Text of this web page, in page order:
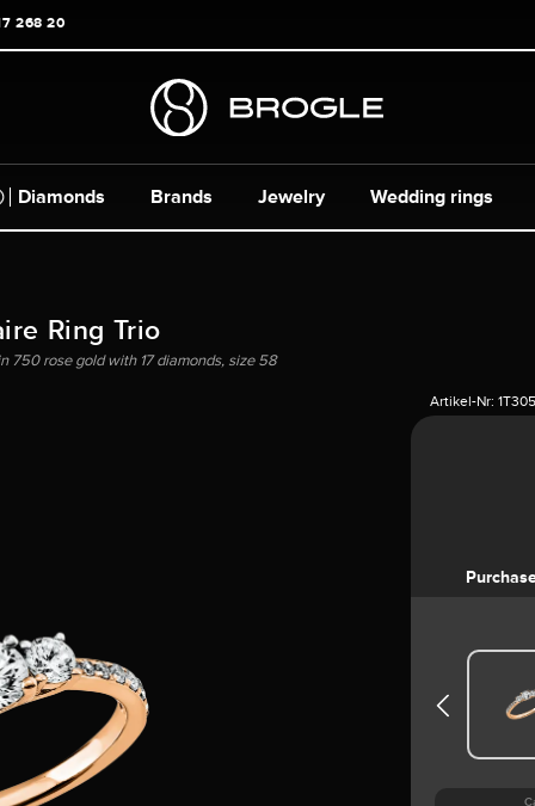
268 20
Diamonds Brands Jewelry Wedding rings
Ring Trio
750 rose gold with 17 diamonds, size 58
Artikel-Nr: